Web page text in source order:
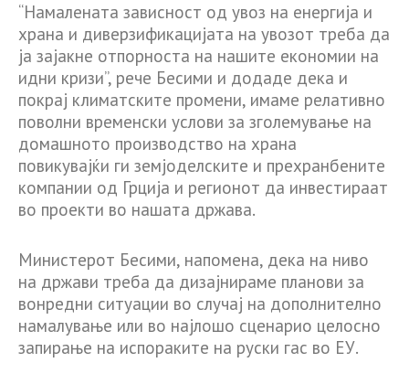
“Намалената зависност од увоз на енергија и
храна и диверзификацијата на увозот треба да
ја зајакне отпорноста на нашите економии на
идни кризи”, рече Бесими и додаде дека и
покрај климатските промени, имаме релативно
поволни временски услови за зголемување на
домашното производство на храна
повикувајќи ги земјоделските и прехранбените
компании од Грција и регионот да инвестираат
во проекти во нашата држава.
Министерот Бесими, напомена, дека на ниво
на држави треба да дизајнираме планови за
вонредни ситуации во случај на дополнително
намалување или во најлошо сценарио целосно
запирање на испораките на руски гас во ЕУ.